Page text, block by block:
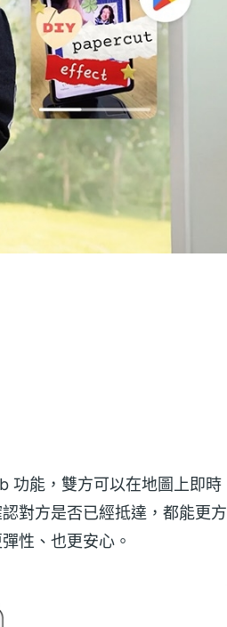
功能，雙方可以在地圖上即時
對方是否已經抵達，都能更方
性、也更安心。